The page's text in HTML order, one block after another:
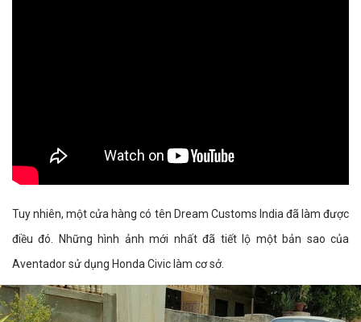
Tuy nhiên, một cửa hàng có tên Dream Customs India đã làm được
điều đó. Những hình ảnh mới nhất đã tiết lộ một bản sao của
Aventador sử dụng Honda Civic làm cơ sở.